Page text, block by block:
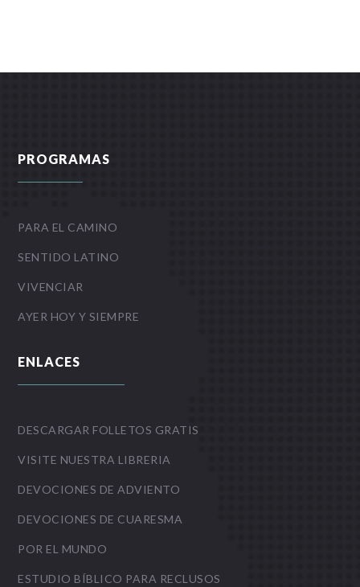
PROGRAMAS
PARA EL CAMINO
SENTIDO LATINO
VIVENCIAR
AYER HOY Y SIEMPRE
ENLACES
DESCARGAR FOLLETOS GRATIS
VISITE NUESTRA LIBRERIA
DEVOCIONES DE ADVIENTO
DEVOCIONES DE CUARESMA
POR EL MUNDO
ESTUDIO BÍBLICO PARA RECLUSOS